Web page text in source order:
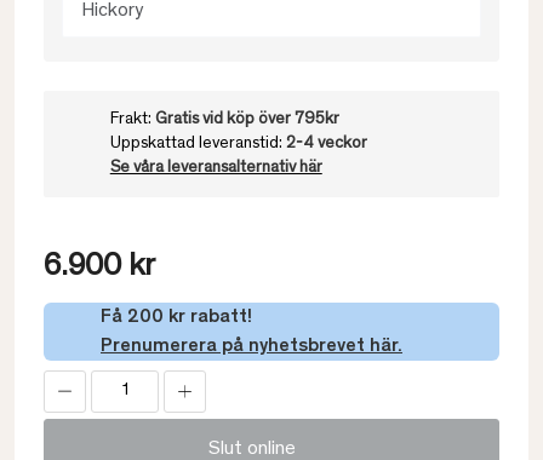
Hickory
Frakt: Gratis vid köp över 795kr
Uppskattad leveranstid: 2-4 veckor
Se våra leveransalternativ här
6.900 kr
Få 200 kr rabatt!
Prenumerera på nyhetsbrevet här.
Slut online